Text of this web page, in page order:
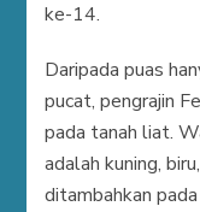
ke-14.
Daripada puas
pucat, pengrajin
pada tanah liat.
adalah kuning,
ditambahkan